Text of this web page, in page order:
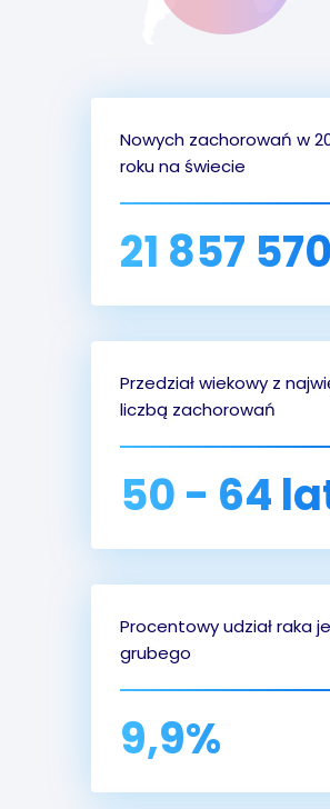
Nowych zachorowań w
roku na świecie
21 857 570
Przedział wiekowy z
liczbą zachorowań
50 - 64
Procentowy udział raka
grubego
9,9%